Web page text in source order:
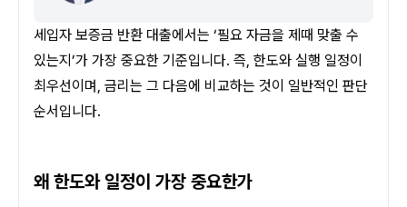
세입자 보증금 반환 대출에서는 ‘필요 자금을 제때 맞출 수
있는지’가 가장 중요한 기준입니다. 즉, 한도와 실행 일정이
최우선이며, 금리는 그 다음에 비교하는 것이 일반적인 판단
순서입니다.
왜 한도와 일정이 가장 중요한가